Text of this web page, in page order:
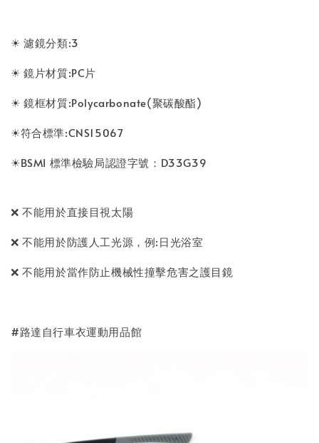
☀ 濾鏡分類:3
☀ 鏡片材質:PC片
☀ 鏡框材質:Polycarbonate(聚碳酸酯)
☀符合標準:CNS15067
☀BSMI 標準檢驗局認證字號：D33G39
❌ 不能用於直接目視太陽
❌ 不能用於防護人工光源，例:日光浴室
❌ 不能用於當作防止機械性撞擊危害之護目鏡
#路達自行車衣運動用品館